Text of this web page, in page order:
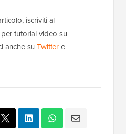
iscriviti al
per tutorial video su
anche su Twittere